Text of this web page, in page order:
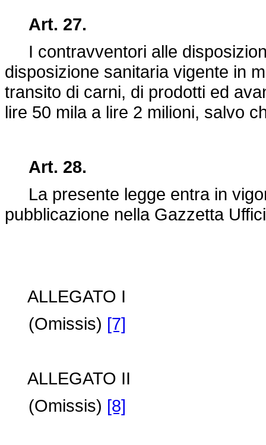
Art. 27.
I contravventori alle
disposizione sanitaria vigente in
transito di carni, di prodotti ed
lire 50 mila a lire 2 milioni, salvo
Art. 28.
La presente legge entra in
pubblicazione nella Gazzetta
ALLEGATO I
(Omissis) [7]
ALLEGATO II
(Omissis) [8]